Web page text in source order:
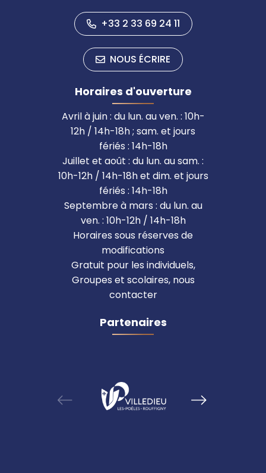
+33 2 33 69 24 11
NOUS ÉCRIRE
Horaires d'ouverture
Avril à juin : du lun. au ven. : 10h-
12h / 14h-18h ; sam. et jours
fériés : 14h-18h
Juillet et août : du lun. au sam. :
10h-12h / 14h-18h et dim. et jours
fériés : 14h-18h
Septembre à mars : du lun. au
ven. : 10h-12h / 14h-18h
Horaires sous réserves de
modifications
Gratuit pour les individuels,
Groupes et scolaires, nous
contacter
Partenaires